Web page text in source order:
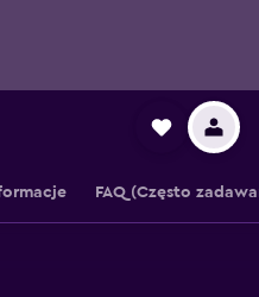
FAQ (Często